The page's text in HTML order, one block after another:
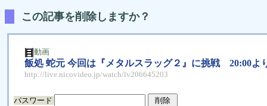
この記事を削除しますか？
動画
飯処 蛇元 今回は『メタルスラッグ２』に挑戦 20:00よ
http://live.nicovideo.jp/watch/lv206645203
パスワード